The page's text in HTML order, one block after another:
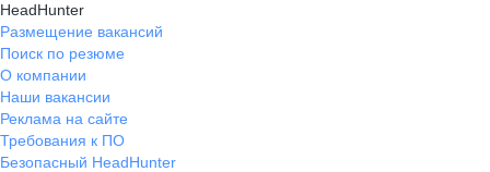
аспекты реализации тех или иных
деталей в разработке.
Обустроенная кухня в офисе и
комната отдыха(игровая).
Корпоративные мероприятия
HeadHunter
Размещение вакансий
Поиск по резюме
О компании
Наши вакансии
Реклама на сайте
Требования к ПО
Безопасный HeadHunter